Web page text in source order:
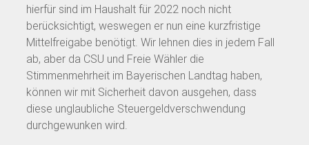
hierfür sind im Haushalt für 2022 noch nicht
berücksichtigt, weswegen er nun eine kurzfristige
Mittelfreigabe benötigt. Wir lehnen dies in jedem Fall
ab, aber da CSU und Freie Wähler die
Stimmenmehrheit im Bayerischen Landtag haben,
können wir mit Sicherheit davon ausgehen, dass
diese unglaubliche Steuergeldverschwendung
durchgewunken wird.